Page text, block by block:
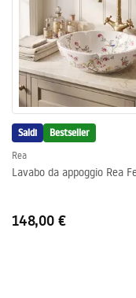
Saldi Bestseller
Rea
Lavabo da appoggio Rea
148,00 €